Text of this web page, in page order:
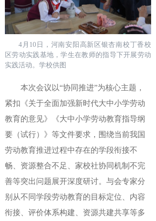
4月10日，河南安阳高新区银杏南校丁香校
区劳动实践基地，学生在教师的指导下开展劳动
实践活动。学校供图
本次会议以“协同推进”为核心主题，
紧扣《关于全面加强新时代大中小学劳动
教育的意见》《大中小学劳动教育指导纲
要（试行）》等文件要求，围绕当前我国
劳动教育推进过程中存在的学段衔接不
畅、资源整合不足、家校社协同机制不完
善等突出问题展开深度研讨。与会专家分
别从不同学段劳动教育的目标定位、内容
衔接、评价体系构建、资源共建共享等多